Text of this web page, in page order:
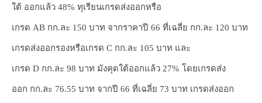
ใต้ ออกแล้ว 48% ทุเรียนเกรดส่งออกหรือ
เกรด AB กก.ละ 150 บาท จากราคาปี 66 ที่เฉลี่ย กก.ละ 120 บาท
เกรดส่งออกรองหรือเกรด C กก.ละ 105 บาท และ
เกรด D กก.ละ 98 บาท มังคุดใต้ออกแล้ว 27% โดยเกรดส่ง
ออก กก.ละ 76.55 บาท จากปี 66 ที่เฉลี่ย 73 บาท เกรดส่งออก